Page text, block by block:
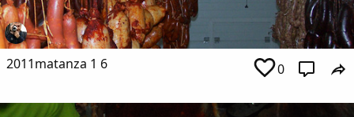
2011matanza 1 6 0